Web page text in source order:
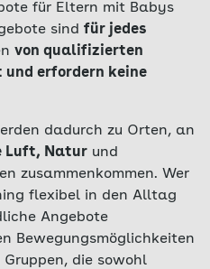
für Eltern mit Babys
sind für jedes
von qualifizierten
erfordern keine
dadurch zu Orten, an
Luft, Natur und
zusammenkommen. Wer
flexibel in den Alltag
Angebote
Bewegungsmöglichkeiten
die sowohl